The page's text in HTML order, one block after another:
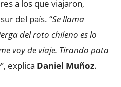
a los que viajaron,
del país. “Se llama
del roto chileno es lo
voy de viaje. Tirando pata
”, explica Daniel Muñoz.